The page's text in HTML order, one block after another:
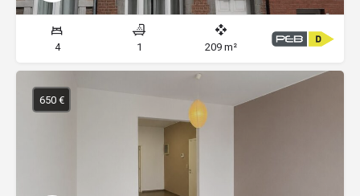
4 1 209 m²
650 €